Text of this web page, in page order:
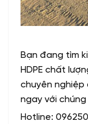
Bạn đang tìm
HDPE chất
chuyên nghiệp
ngay với
Hotline: